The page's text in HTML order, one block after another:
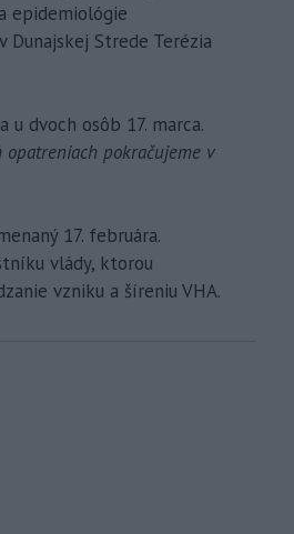
epidemiológie
Dunajskej Strede Terézia
dvoch osôb 17. marca.
pokračujeme v
17. februára.
vlády, ktorou
vzniku a šíreniu VHA.